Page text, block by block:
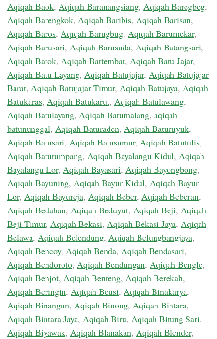
Aqiqah Baok, Aqiqah Baranangsiang, Aqiqah Baregbeg,
Aqiqah Barengkok, Aqiqah Baribis, Aqiqah Barisan,
Aqiqah Baros, Aqiqah Barugbug, Aqiqah Barumekar,
Aqiqah Barusari, Aqiqah Barusuda, Aqiqah Batangsari,
Aqiqah Batok, Aqiqah Battembat, Aqiqah Batu Jajar,
Aqiqah Batu Layang, Aqiqah Batujajar, Aqiqah Batujajar
Barat, Aqiqah Batujajar Timur, Aqiqah Batujaya, Aqiqah
Batukaras, Aqiqah Batukarut, Aqiqah Batulawang,
Aqiqah Batulayang, Aqiqah Batumalang, aqiqah
batununggal, Aqiqah Baturaden, Aqiqah Baturuyuk,
Aqiqah Batusari, Aqiqah Batusumur, Aqiqah Batutulis,
Aqiqah Batutumpang, Aqiqah Bayalangu Kidul, Aqiqah
Bayalangu Lor, Aqiqah Bayasari, Aqiqah Bayongbong,
Aqiqah Bayuning, Aqiqah Bayur Kidul, Aqiqah Bayur
Lor, Aqiqah Bayureja, Aqiqah Beber, Aqiqah Beberan,
Aqiqah Bedahan, Aqiqah Beduyut, Aqiqah Beji, Aqiqah
Beji Timur, Aqiqah Bekasi, Aqiqah Bekasi Jaya, Aqiqah
Belawa, Aqiqah Belendung, Aqiqah Belungbangjaya,
Aqiqah Bencoy, Aqiqah Benda, Aqiqah Bendasari,
Aqiqah Bendoroto, Aqiqah Bendungan, Aqiqah Bengle,
Aqiqah Benjot, Aqiqah Benteng, Aqiqah Berekah,
Aqiqah Beringin, Aqiqah Beusi, Aqiqah Binakarya,
Aqiqah Binangun, Aqiqah Binong, Aqiqah Bintara,
Aqiqah Bintara Jaya, Aqiqah Biru, Aqiqah Bitung Sari,
Aqiqah Biyawak, Aqiqah Blanakan, Aqiqah Blender,